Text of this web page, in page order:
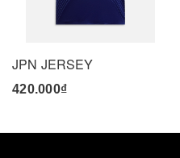
JPN JERSEY
420.000₫